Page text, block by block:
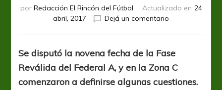
por Redacción El Rincón del Fútbol Actualizado en 24
abril, 2017
Dejá un comentario
Se disputó la novena fecha de la Fase
Reválida del Federal A, y en la Zona C
comenzaron a definirse algunas cuestiones.